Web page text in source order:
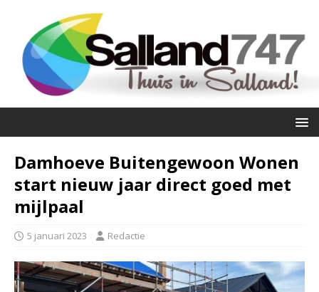
Damhoeve Buitengewoon Wonen
start nieuw jaar direct goed met
mijlpaal
5 januari 2023 Redactie